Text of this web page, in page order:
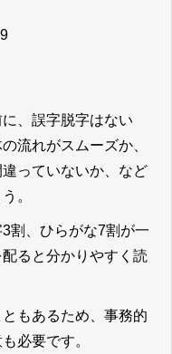
、誤字脱字はない
流れがスムーズか、
っていないか、など
。
割、ひらがな7割が一
ると分かりやすく読
もあるため、事務的
必要です。